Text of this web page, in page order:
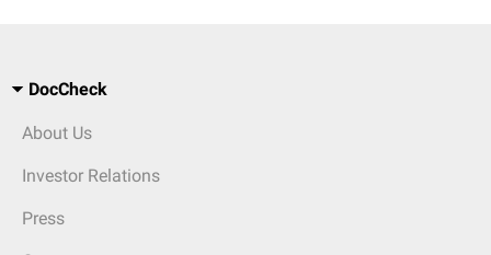
DocCheck
About Us
Investor Relations
Press